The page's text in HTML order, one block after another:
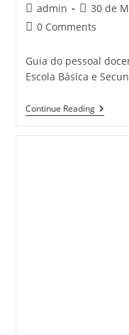
Post
author:
admin
Post
published:
30 de
Post0 Comments
Guia do pessoal
Escola Básica e
Continue ReadingPlano
De